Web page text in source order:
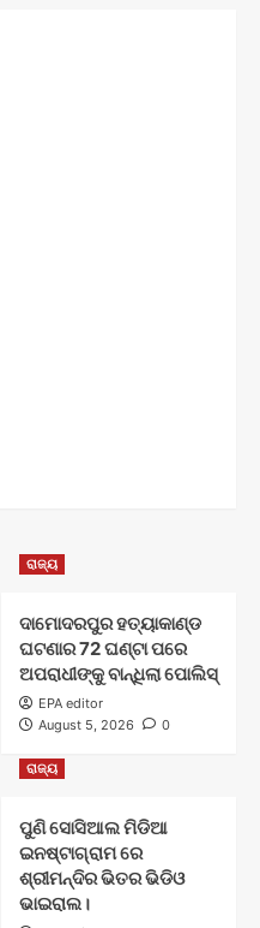
ରାଜ୍ୟ
ଦାମୋଦରପୁର ହତ୍ୟାକାଣ୍ଡ
ଘଟଣାର 72 ଘଣ୍ଟା ପରେ
ଅପରାଧୀଙ୍କୁ ବାନ୍ଧିଲା ପୋଲିସ୍
EPA editor
August 5, 2026
0
ରାଜ୍ୟ
ପୁଣି ସୋସିଆଲ ମିଡିଆ
ଇନଷ୍ଟାଗ୍ରାମ ରେ
ଶ୍ରୀମନ୍ଦିର ଭିତର ଭିଡିଓ
ଭାଇରାଲ।